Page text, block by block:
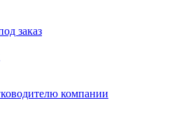
заказ
компании